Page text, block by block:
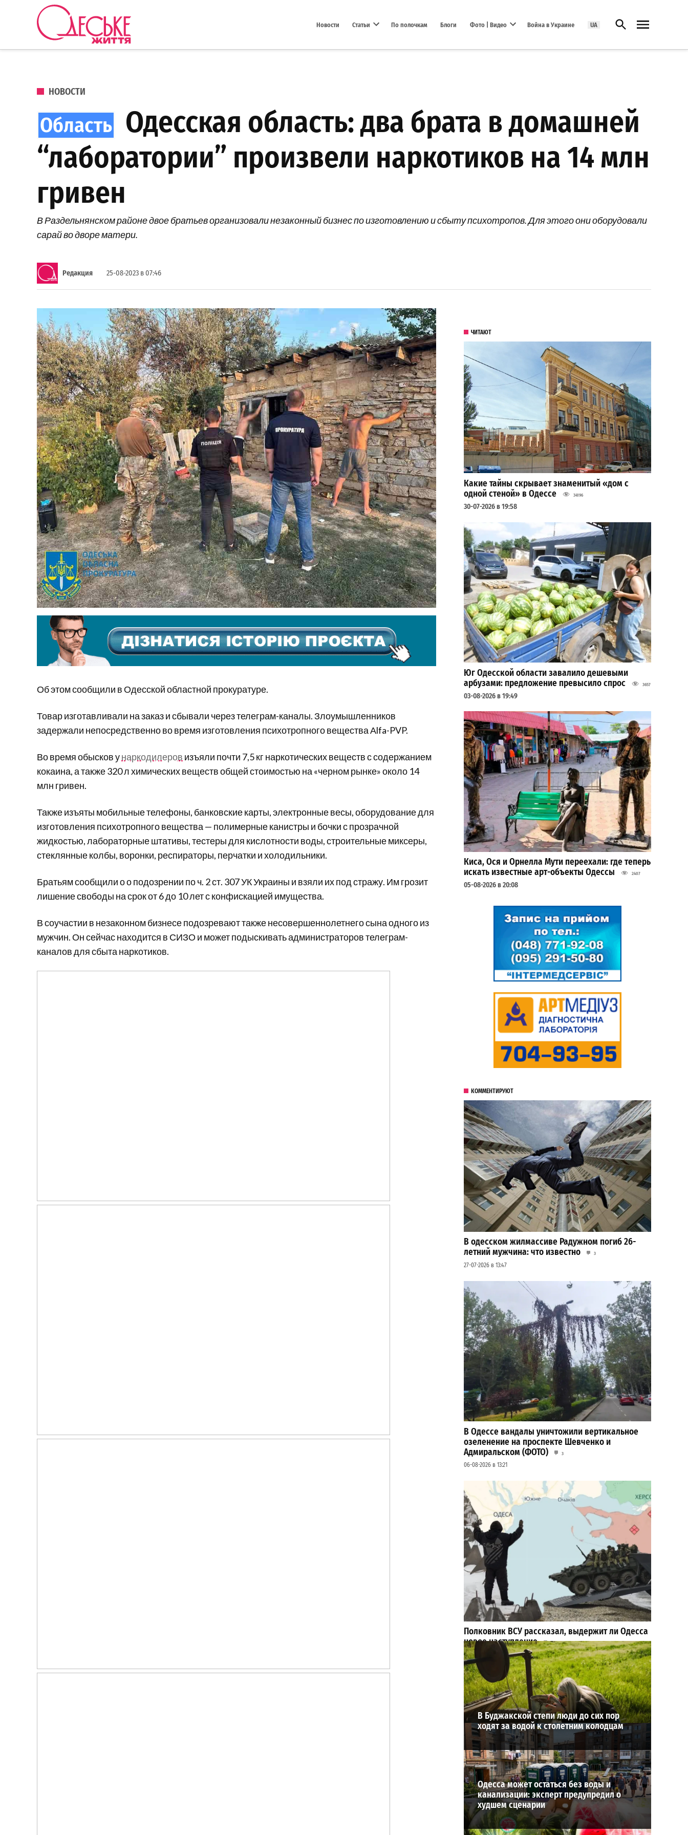
Перейти к содержанию
Новости Статьи По полочкам Блоги Фото | Видео Война в Украине UA Открыть поиск
ОПУБЛИКОВАНО В
НОВОСТИ
Одесская область: два брата в домашней
“лаборатории” произвели наркотиков на 14 млн
гривен
В Раздельнянском районе двое братьев организовали незаконный бизнес по изготовлению и сбыту психотропов. Для этого они оборудовали
сарай во дворе матери.
Редакция 25-08-2023 в 07:46
Об этом сообщили в Одесской областной прокуратуре.
Товар изготавливали на заказ и сбывали через телеграм-каналы. Злоумышленников
задержали непосредственно во время изготовления психотропного вещества Аlfa-PVP.
Во время обысков унаркодилеров изъяли почти 7,5 кг наркотических веществ с содержанием
кокаина, а также 320 л химических веществ общей стоимостью на «черном рынке» около 14
млн гривен.
Также изъяты мобильные телефоны, банковские карты, электронные весы, оборудование для
изготовления психотропного вещества — полимерные канистры и бочки с прозрачной
жидкостью, лабораторные штативы, тестеры для кислотности воды, строительные миксеры,
стеклянные колбы, воронки, респираторы, перчатки и холодильники.
Братьям сообщили о о подозрении по ч. 2 ст. 307 УК Украины и взяли их под стражу. Им грозит
лишение свободы на срок от 6 до 10 лет с конфискацией имущества.
В соучастии в незаконном бизнесе подозревают также несовершеннолетнего сына одного из
мужчин. Он сейчас находится в СИЗО и может подыскивать администраторов телеграм-
каналов для сбыта наркотиков.
ЧИТАЮТ
Какие тайны скрывает знаменитый «дом с
одной стеной» в Одессе
34196
30-07-2026 в 19:58
Юг Одесской области завалило дешевыми
арбузами: предложение превысило спрос
3657
03-08-2026 в 19:49
Киса, Ося и Орнелла Мути переехали: где теперь
искать известные арт-объекты Одессы
2407
05-08-2026 в 20:08
КОММЕНТИРУЮТ
В одесском жилмассиве Радужном погиб 26-
летний мужчина: что известно
3
27-07-2026 в 13:47
В Одессе вандалы уничтожили вертикальное
озеленение на проспекте Шевченко и
Адмиральском (ФОТО)
3
06-08-2026 в 13:21
Полковник ВСУ рассказал, выдержит ли Одесса
новое наступление
2
27-07-2026 в 11:19
ВИБОР РЕДАКЦИИ
В Буджакской степи люди до сих пор
ходят за водой к столетним колодцам
Одесса может остаться без воды и
канализации: эксперт предупредил о
худшем сценарии